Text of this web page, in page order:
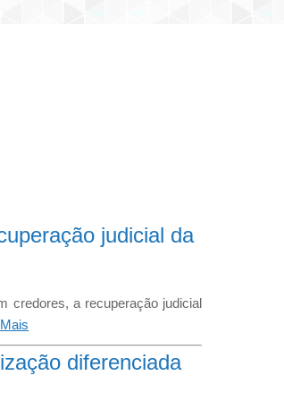
judicial da
credores, a recuperação judicial
diferenciada